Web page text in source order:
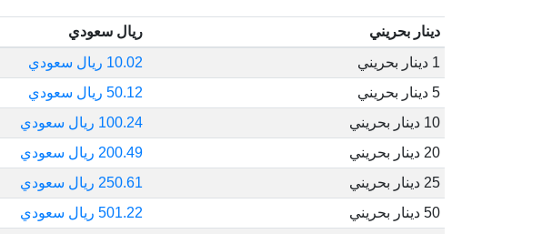
دينار بحريني
ريال سعودي
1 دينار بحريني
10.02 ريال سعودي
5 دينار بحريني
50.12 ريال سعودي
10 دينار بحريني
100.24 ريال سعودي
20 دينار بحريني
200.49 ريال سعودي
25 دينار بحريني
250.61 ريال سعودي
50 دينار بحريني
501.22 ريال سعودي